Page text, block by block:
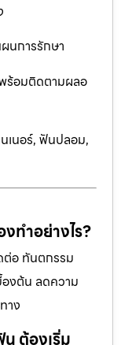
นการรักษา
ร้อมติดตามผลอ
เนอร์, ฟันปลอม,
ทำอย่างไร?
ต่อ ทันตกรรม
องต้น ลดความ
าง
ต้องเริ่ม